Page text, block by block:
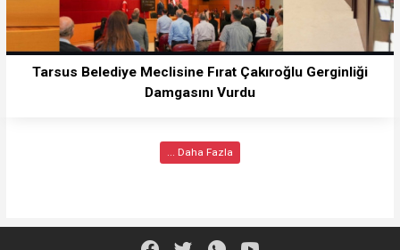
Tarsus Belediye Meclisine Fırat Çakıroğlu Gerginliği
Damgasını Vurdu
... Daha Fazla